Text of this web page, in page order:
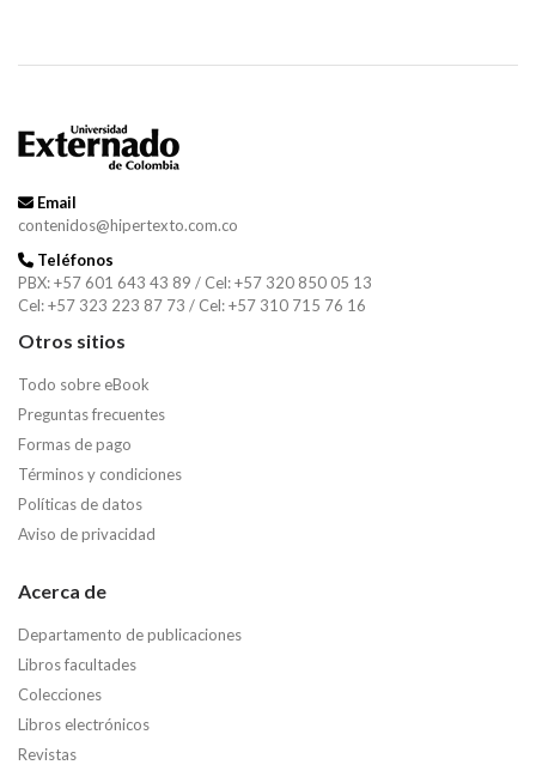
Email
contenidos@hipertexto.com.co
Teléfonos
PBX: +57 601 643 43 89 / Cel: +57 320 850 05 13
Cel: +57 323 223 87 73 / Cel: +57 310 715 76 16
Otros sitios
Todo sobre eBook
Preguntas frecuentes
Formas de pago
Términos y condiciones
Políticas de datos
Aviso de privacidad
Acerca de
Departamento de publicaciones
Libros facultades
Colecciones
Libros electrónicos
Revistas